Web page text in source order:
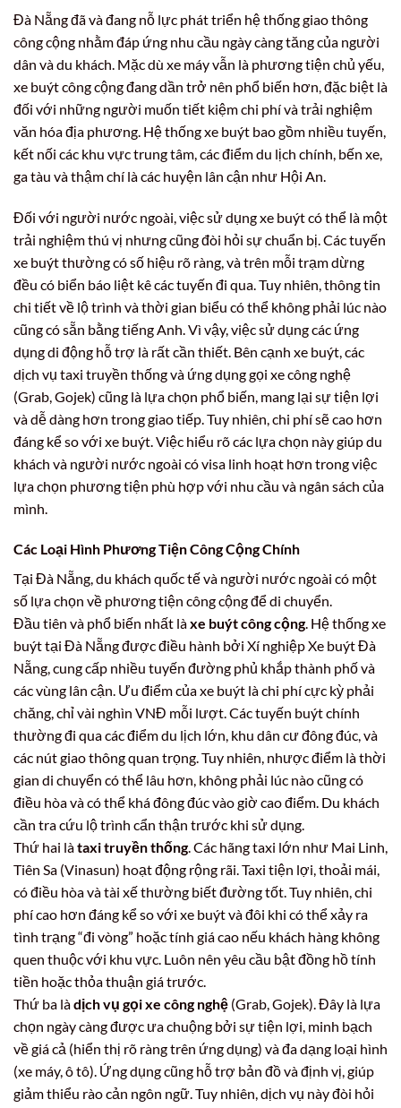
Đà Nẵng đã và đang nỗ lực phát triển hệ thống giao thông
công cộng nhằm đáp ứng nhu cầu ngày càng tăng của người
dân và du khách. Mặc dù xe máy vẫn là phương tiện chủ yếu,
xe buýt công cộng đang dần trở nên phổ biến hơn, đặc biệt là
đối với những người muốn tiết kiệm chi phí và trải nghiệm
văn hóa địa phương. Hệ thống xe buýt bao gồm nhiều tuyến,
kết nối các khu vực trung tâm, các điểm du lịch chính, bến xe,
ga tàu và thậm chí là các huyện lân cận như Hội An.
Đối với người nước ngoài, việc sử dụng xe buýt có thể là một
trải nghiệm thú vị nhưng cũng đòi hỏi sự chuẩn bị. Các tuyến
xe buýt thường có số hiệu rõ ràng, và trên mỗi trạm dừng
đều có biển báo liệt kê các tuyến đi qua. Tuy nhiên, thông tin
chi tiết về lộ trình và thời gian biểu có thể không phải lúc nào
cũng có sẵn bằng tiếng Anh. Vì vậy, việc sử dụng các ứng
dụng di động hỗ trợ là rất cần thiết. Bên cạnh xe buýt, các
dịch vụ taxi truyền thống và ứng dụng gọi xe công nghệ
(Grab, Gojek) cũng là lựa chọn phổ biến, mang lại sự tiện lợi
và dễ dàng hơn trong giao tiếp. Tuy nhiên, chi phí sẽ cao hơn
đáng kể so với xe buýt. Việc hiểu rõ các lựa chọn này giúp du
khách và người nước ngoài có visa linh hoạt hơn trong việc
lựa chọn phương tiện phù hợp với nhu cầu và ngân sách của
mình.
Các Loại Hình Phương Tiện Công Cộng Chính
Tại Đà Nẵng, du khách quốc tế và người nước ngoài có một
số lựa chọn về phương tiện công cộng để di chuyển.
Đầu tiên và phổ biến nhất làxe buýt công cộng. Hệ thống xe
buýt tại Đà Nẵng được điều hành bởi Xí nghiệp Xe buýt Đà
Nẵng, cung cấp nhiều tuyến đường phủ khắp thành phố và
các vùng lân cận. Ưu điểm của xe buýt là chi phí cực kỳ phải
chăng, chỉ vài nghìn VNĐ mỗi lượt. Các tuyến buýt chính
thường đi qua các điểm du lịch lớn, khu dân cư đông đúc, và
các nút giao thông quan trọng. Tuy nhiên, nhược điểm là thời
gian di chuyển có thể lâu hơn, không phải lúc nào cũng có
điều hòa và có thể khá đông đúc vào giờ cao điểm. Du khách
cần tra cứu lộ trình cẩn thận trước khi sử dụng.
Thứ hai làtaxi truyền thống. Các hãng taxi lớn như Mai Linh,
Tiên Sa (Vinasun) hoạt động rộng rãi. Taxi tiện lợi, thoải mái,
có điều hòa và tài xế thường biết đường tốt. Tuy nhiên, chi
phí cao hơn đáng kể so với xe buýt và đôi khi có thể xảy ra
tình trạng “đi vòng” hoặc tính giá cao nếu khách hàng không
quen thuộc với khu vực. Luôn nên yêu cầu bật đồng hồ tính
tiền hoặc thỏa thuận giá trước.
Thứ ba làdịch vụ gọi xe công nghệ (Grab, Gojek). Đây là lựa
chọn ngày càng được ưa chuộng bởi sự tiện lợi, minh bạch
về giá cả (hiển thị rõ ràng trên ứng dụng) và đa dạng loại hình
(xe máy, ô tô). Ứng dụng cũng hỗ trợ bản đồ và định vị, giúp
giảm thiểu rào cản ngôn ngữ. Tuy nhiên, dịch vụ này đòi hỏi